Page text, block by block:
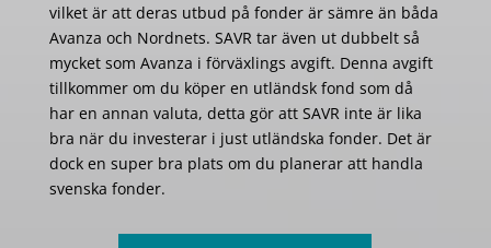
vilket är att deras utbud på fonder är sämre än båda
Avanza och Nordnets. SAVR tar även ut dubbelt så
mycket som Avanza i förväxlings avgift. Denna avgift
tillkommer om du köper en utländsk fond som då
har en annan valuta, detta gör att SAVR inte är lika
bra när du investerar i just utländska fonder. Det är
dock en super bra plats om du planerar att handla
svenska fonder.